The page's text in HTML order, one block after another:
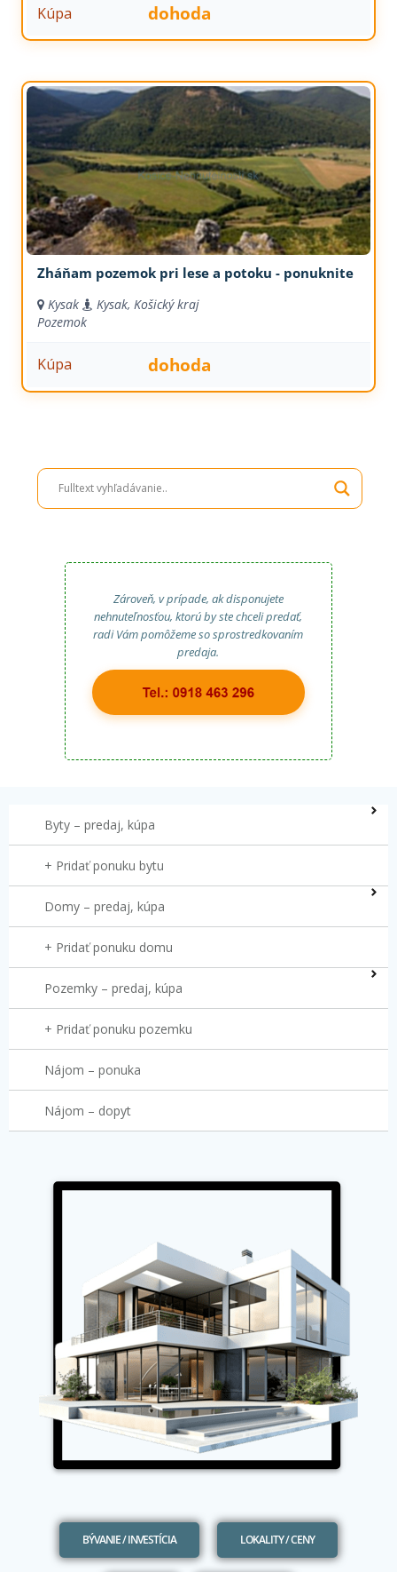
Kúpa dohoda
Zháňam pozemok pri lese a potoku - ponuknite
Kysak
Kysak, Košický kraj
Pozemok
Kúpa dohoda
Zároveň, v prípade, ak disponujete
nehnuteľnosťou, ktorú by ste chceli predať,
radi Vám pomôžeme so sprostredkovaním
predaja.
Byty – predaj, kúpa
+ Pridať ponuku bytu
Domy – predaj, kúpa
+ Pridať ponuku domu
Pozemky – predaj, kúpa
+ Pridať ponuku pozemku
Nájom – ponuka
Nájom – dopyt
BÝVANIE / INVESTÍCIA LOKALITY / CENY